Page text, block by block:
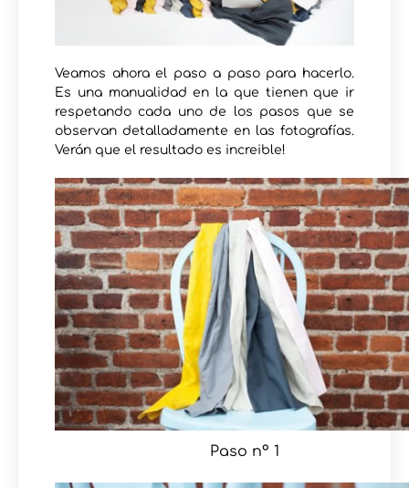
Veamos ahora el paso a paso para hacerlo.
Es una manualidad en la que tienen que ir
respetando cada uno de los pasos que se
observan detalladamente en las fotografías.
Verán que el resultado es increible!
Paso nº 1